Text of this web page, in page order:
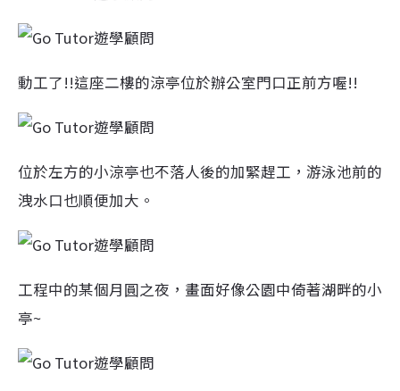
動工了!!這座二樓的涼亭位於辦公室門口正前方喔!!
位於左方的小涼亭也不落人後的加緊趕工，游泳池前的
洩水口也順便加大。
工程中的某個月圓之夜，畫面好像公園中倚著湖畔的小
亭~